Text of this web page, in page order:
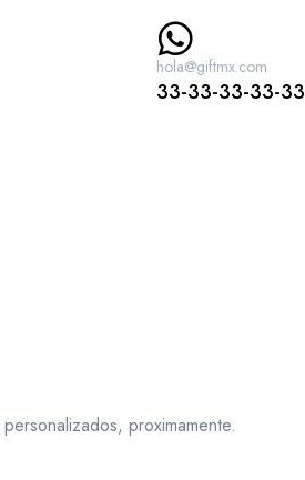
hola@giftmx.com
33-33-33-33-33
proximamente.